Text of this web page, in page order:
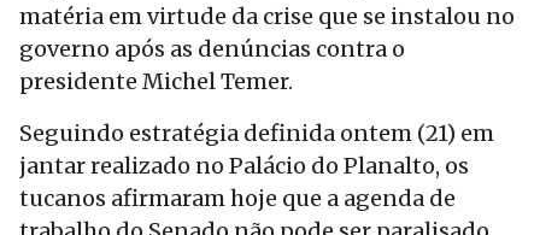
matéria em virtude da crise que se instalou no
governo após as denúncias contra o
presidente Michel Temer.
Seguindo estratégia definida ontem (21) em
jantar realizado no Palácio do Planalto, os
tucanos afirmaram hoje que a agenda de